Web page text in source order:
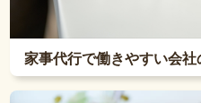
家事代行で働きやすい会